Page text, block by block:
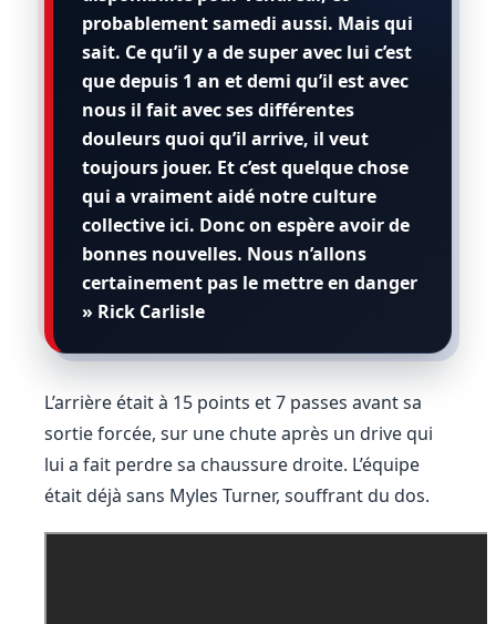
probablement samedi aussi. Mais qui
sait. Ce qu’il y a de super avec lui c’est
que depuis 1 an et demi qu’il est avec
nous il fait avec ses différentes
douleurs quoi qu’il arrive, il veut
toujours jouer. Et c’est quelque chose
qui a vraiment aidé notre culture
collective ici. Donc on espère avoir de
bonnes nouvelles. Nous n’allons
certainement pas le mettre en danger
» Rick Carlisle
L’arrière était à 15 points et 7 passes avant sa
sortie forcée, sur une chute après un drive qui
lui a fait perdre sa chaussure droite. L’équipe
était déjà sans Myles Turner, souffrant du dos.